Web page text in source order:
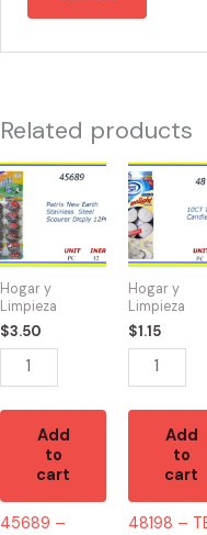
Related products
Hogar y
Limpieza
$3.50
45689
-
SPONGA
PATRIX
(12)
quantity
Add
to
cart
45689 –
Hogar y
Limpieza
$1.15
48198
-
TEA
LIGHT
SIN
OLOR
(10)
quantity
Add
to
cart
48198 –